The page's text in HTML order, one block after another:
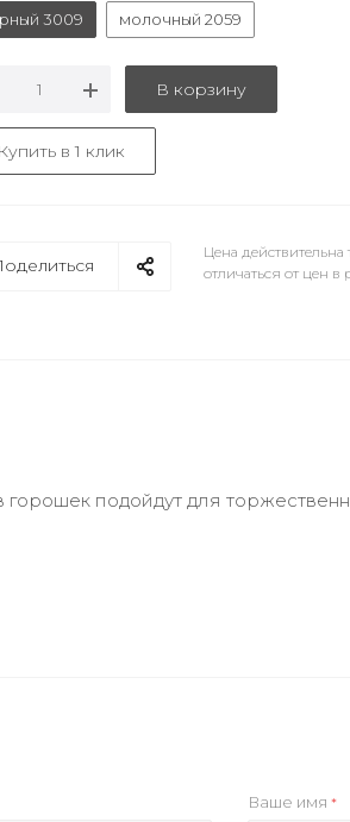
3009
молочный 2059
В корзину
Купить в 1 клик
Цена
отличаться от цен
подойдут для
Ваше имя *